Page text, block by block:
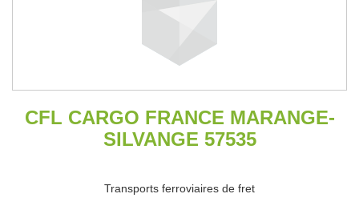
CFL CARGO FRANCE MARANGE-
SILVANGE 57535
Transports ferroviaires de fret